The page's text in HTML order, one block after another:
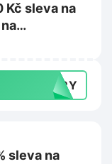
Kč sleva na
TERY
sleva na